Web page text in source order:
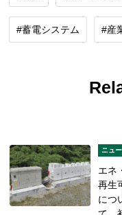
蓄電システム 産
ニュ
エネ
再生
につ